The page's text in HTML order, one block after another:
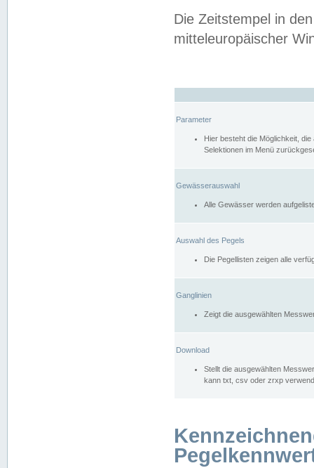
Die Zeitstempel in
mitteleuropäischer
Parameter
Hier besteht die Möglichkeit,
Selektionen im Menü
Gewässerauswahl
Alle Gewässer werden
Auswahl des Pegels
Die Pegellisten zeigen alle
Ganglinien
Zeigt die ausgewählten
Download
Stellt die ausgewählten
kann txt, csv oder zrxp